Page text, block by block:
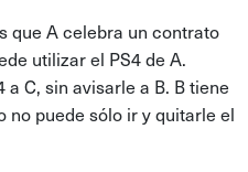
que A celebra un contrato
utilizar el PS4 de A.
C, sin avisarle a B. B tiene
no puede sólo ir y quitarle el